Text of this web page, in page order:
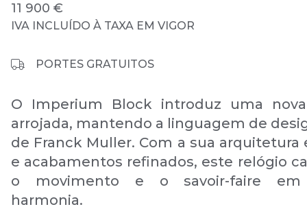
11 900 €
IVA INCLUÍDO À TAXA EM VIGOR
PORTES GRATUITOS
O Imperium Block introduz uma
arrojada, mantendo a linguagem de
de Franck Muller. Com a sua arquitetura
e acabamentos refinados, este relógio
o movimento e o savoir-faire em
harmonia.